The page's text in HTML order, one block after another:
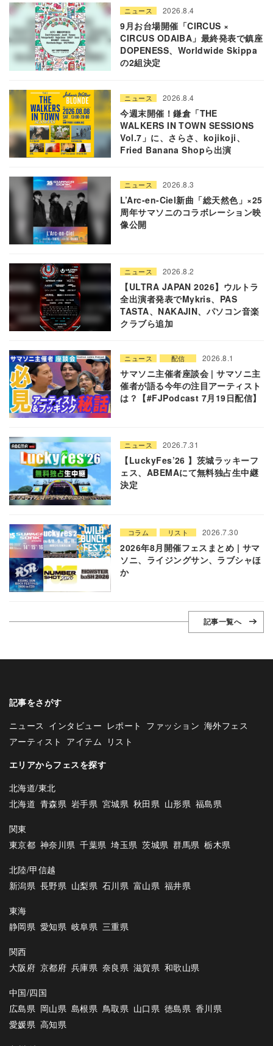
ニュース 2026.8.4
9月お台場開催「CIRCUS ×
CIRCUS ODAIBA」最終発表で鎮座
DOPENESS、Worldwide Skippa
の2組決定
ニュース 2026.8.4
今週末開催！鎌倉「THE
WALKERS IN TOWN SESSIONS
Vol.7」に、さらさ、kojikoji、
Fried Banana Shopら出演
ニュース 2026.8.3
L’Arc-en-Ciel新曲「総天然色」×25
周年サマソニのコラボレーション映
像公開
ニュース 2026.8.2
【ULTRA JAPAN 2026】ウルトラ
全出演者発表でMykris、PAS
TASTA、NAKAJIN、パソコン音楽
クラブら追加
ニュース 配信 2026.8.1
サマソニ主催者座談会 | サマソニ主
催者が語る今年の注目アーティスト
は？【#FJPodcast 7月19日配信】
ニュース 2026.7.31
【LuckyFes’26 】茨城ラッキーフ
ェス、ABEMAにて無料独占生中継
決定
コラム リスト 2026.7.30
2026年8月開催フェスまとめ | サマ
ソニ、ライジングサン、ラブシャほ
か
記事一覧へ
記事をさがす
ニュース インタビュー レポート ファッション 海外フェス
アーティスト アイテム
リスト
エリアからフェスを探す
北海道/東北
北海道 青森県 岩手県 宮城県 秋田県 山形県 福島県
関東
東京都 神奈川県 千葉県 埼玉県 茨城県 群馬県 栃木県
北陸/甲信越
新潟県 長野県 山梨県 石川県 富山県 福井県
東海
静岡県 愛知県 岐阜県 三重県
関西
大阪府 京都府 兵庫県 奈良県 滋賀県 和歌山県
中国/四国
広島県 岡山県 島根県 鳥取県 山口県 徳島県 香川県
愛媛県 高知県